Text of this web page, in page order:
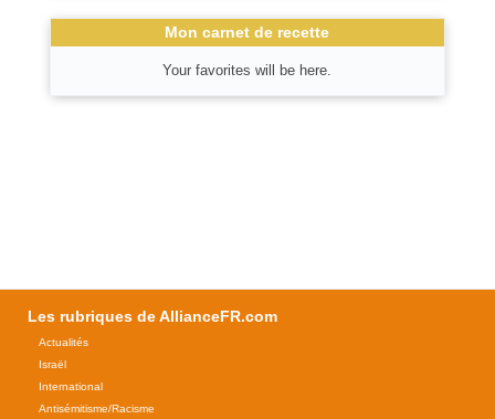
Mon carnet de recette
Your favorites will be here.
Les rubriques de AllianceFR.com
Actualités
Israël
International
Antisémitisme/Racisme